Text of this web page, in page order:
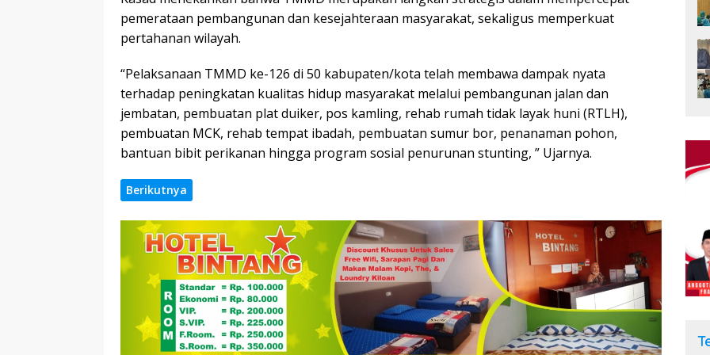
pemerataan pembangunan dan kesejahteraan masyarakat, sekaligus memperkuat
pertahanan wilayah.
“Pelaksanaan TMMD ke-126 di 50 kabupaten/kota telah membawa dampak nyata
terhadap peningkatan kualitas hidup masyarakat melalui pembangunan jalan dan
jembatan, pembuatan plat duiker, pos kamling, rehab rumah tidak layak huni (RTLH),
pembuatan MCK, rehab tempat ibadah, pembuatan sumur bor, penanaman pohon,
bantuan bibit perikanan hingga program sosial penurunan stunting, ” Ujarnya.
Berikutnya